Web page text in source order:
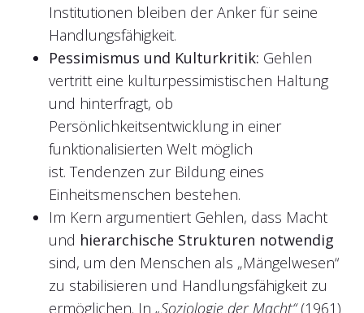
Institutionen bleiben der Anker für seine
Handlungsfähigkeit.
Pessimismus und Kulturkritik: Gehlen
vertritt eine kulturpessimistischen Haltung
und hinterfragt, ob
Persönlichkeitsentwicklung in einer
funktionalisierten Welt möglich
ist. Tendenzen zur Bildung eines
Einheitsmenschen bestehen.
Im Kern argumentiert Gehlen, dass Macht
und hierarchische Strukturen notwendig
sind, um den Menschen als „Mängelwesen“
zu stabilisieren und Handlungsfähigkeit zu
ermöglichen. In „Soziologie der Macht“(1961)